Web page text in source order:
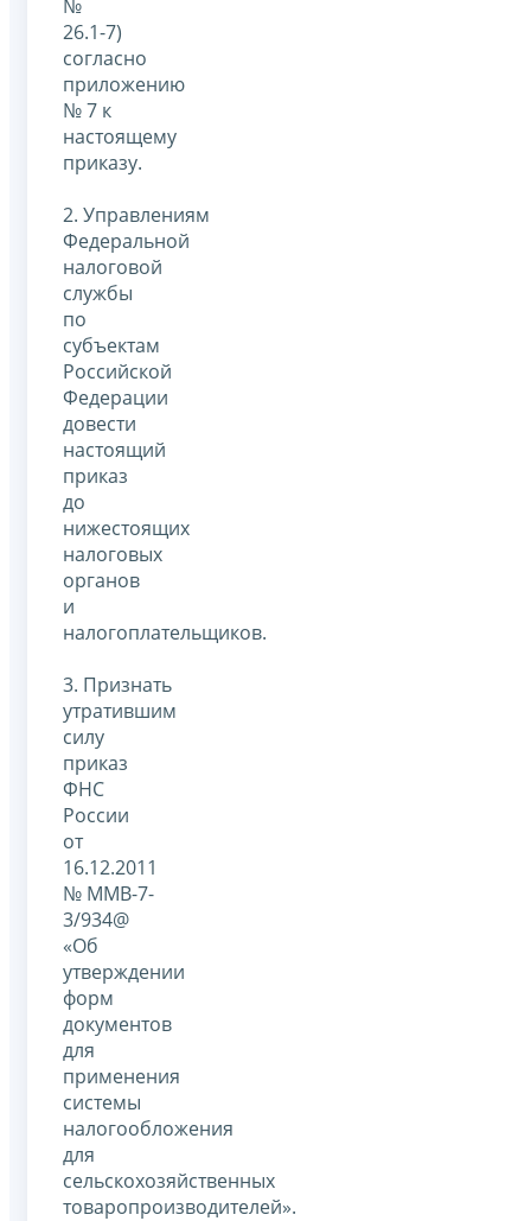
№
26.1-7)
согласно
приложению
№ 7 к
настоящему
приказу.
2. Управлениям
Федеральной
налоговой
службы
по
субъектам
Российской
Федерации
довести
настоящий
приказ
до
нижестоящих
налоговых
органов
и
налогоплательщиков.
3. Признать
утратившим
силу
приказ
ФНС
России
от
16.12.2011
№ ММВ-7-
3/934@
«Об
утверждении
форм
документов
для
применения
системы
налогообложения
для
сельскохозяйственных
товаропроизводителей».